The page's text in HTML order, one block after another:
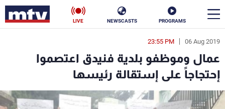
PROGRAMS
NEWSCASTS
LIVE
06 Aug 2019
23:55 PM
عمال وموظفو بلدية فنيدق اعتصموا
إحتجاجاً على إستقالة رئيسها
en
الأخبار
سياسة ناس